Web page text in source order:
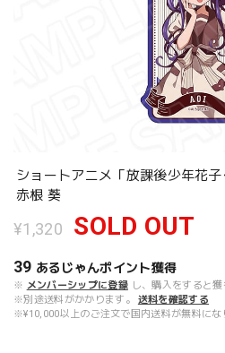
ショートアニメ「放課後少年花
赤根 葵
¥1,320 SOLD OUT
39 あるじゃんポイント獲得
※ メンバーシップに登録 し、購入をすると獲
※別途送料がかかります。
送料を確認する
※¥10,000以上のご注文で国内送料が無料にな